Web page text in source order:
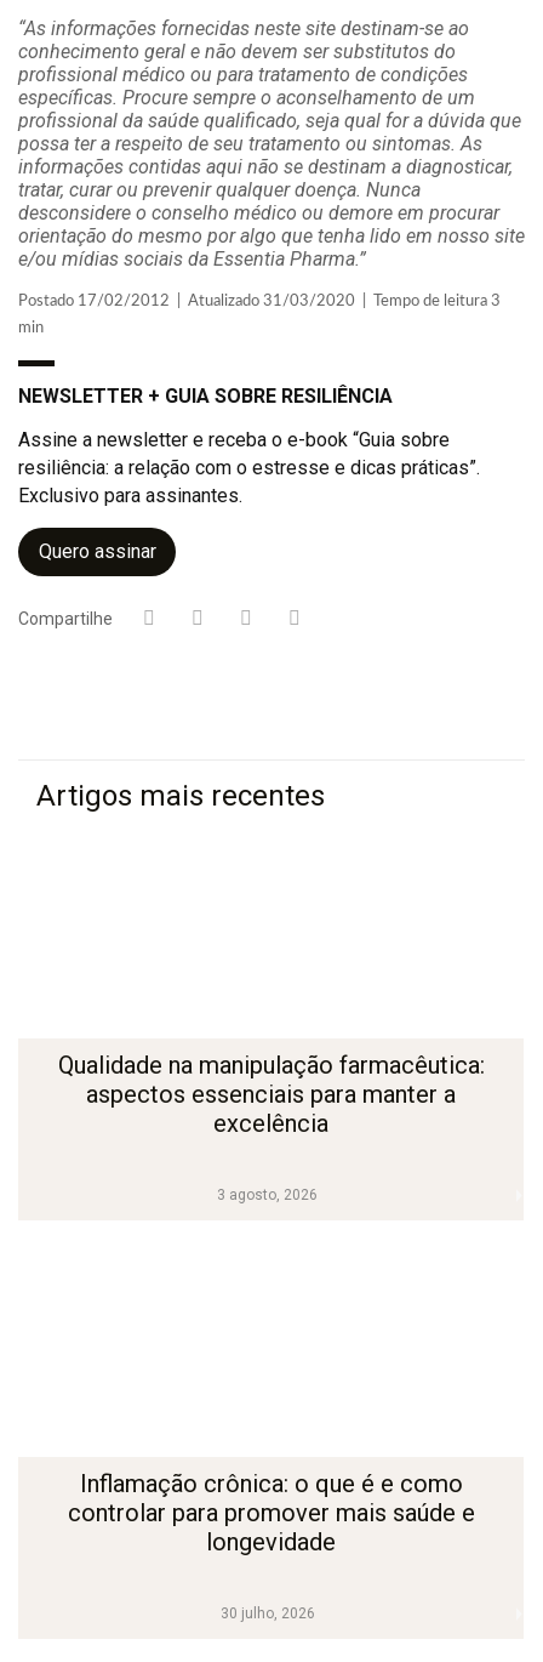
“As informações fornecidas neste site destinam-se ao
conhecimento geral e não devem ser substitutos do
profissional médico ou para tratamento de condições
específicas. Procure sempre o aconselhamento de um
profissional da saúde qualificado, seja qual for a dúvida que
possa ter a respeito de seu tratamento ou sintomas. As
informações contidas aqui não se destinam a diagnosticar,
tratar, curar ou prevenir qualquer doença. Nunca
desconsidere o conselho médico ou demore em procurar
orientação do mesmo por algo que tenha lido em nosso site
e/ou mídias sociais da Essentia Pharma.”
Postado 17/02/2012 | Atualizado 31/03/2020 | Tempo de leitura 3
min
NEWSLETTER + GUIA SOBRE RESILIÊNCIA
Assine a newsletter e receba o e-book “Guia sobre
resiliência: a relação com o estresse e dicas práticas”.
Exclusivo para assinantes.
Quero assinar
Compartilhe
Artigos mais recentes
3 agosto, 2026
Qualidade na manipulação farmacêutica:
aspectos essenciais para manter a
excelência
30 julho, 2026
Inflamação crônica: o que é e como
controlar para promover mais saúde e
longevidade